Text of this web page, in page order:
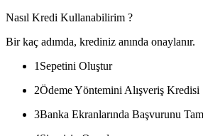
Nasıl Kredi Kullanabilirim ?
Bir kaç adımda, krediniz anında onaylanır.
1 Sepetini Oluştur
2Ödeme Yöntemini Alışveriş Kredisi
3Banka Ekranlarında Başvurunu